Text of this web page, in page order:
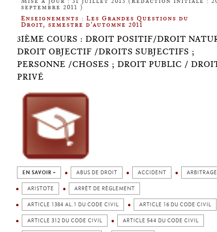
septembre 2011 )
Enseignements : Les Grandes Questions du
Droit, semestre d'automne 2011
3IÈME COURS : DROIT POSITIF/DROIT
DROIT OBJECTIF /DROITS SUBJECTIFS ;
PERSONNE /CHOSES ; DROIT PUBLIC /
PRIVÉ
EN SAVOIR + ABUS DE DROIT ACCIDENT ARBITRAGE
ARISTOTE ARRÊT DE RÈGLEMENT
ARTICLE 1384 AL.1 DU CODE CIVIL ARTICLE 16 DU CODE CIVIL
ARTICLE 312 DU CODE CIVIL ARTICLE 544 DU CODE CIVIL